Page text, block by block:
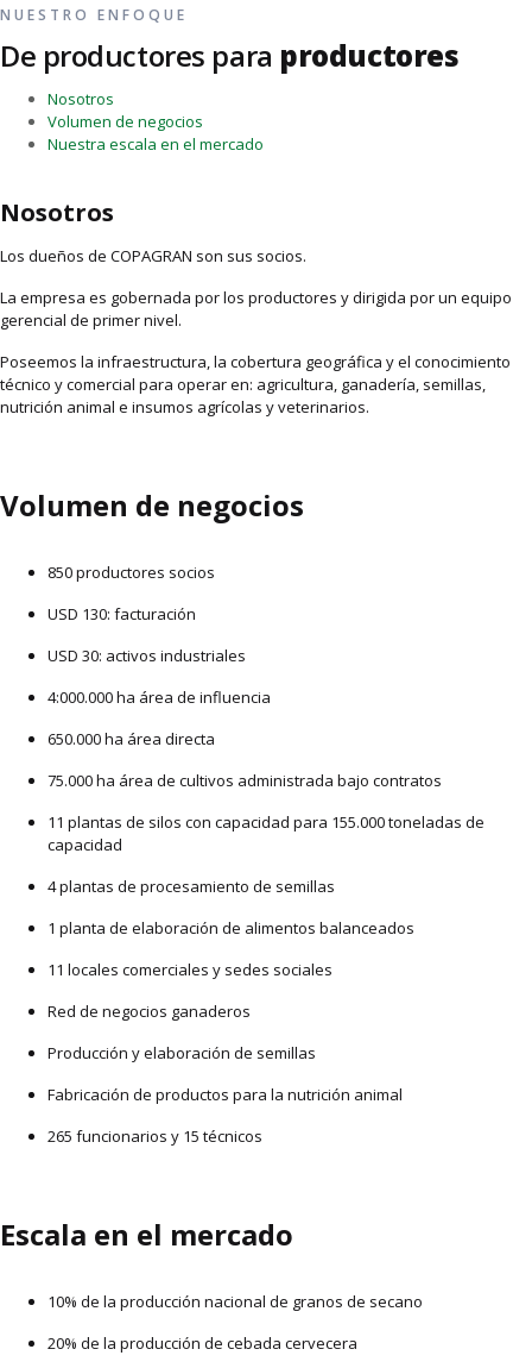
NUESTRO ENFOQUE
De productores para productores
Nosotros
Volumen de negocios
Nuestra escala en el mercado
Nosotros
Los dueños de COPAGRAN son sus socios.
La empresa es gobernada por los productores y dirigida por un equipo
gerencial de primer nivel.
Poseemos la infraestructura, la cobertura geográfica y el conocimiento
técnico y comercial para operar en: agricultura, ganadería, semillas,
nutrición animal e insumos agrícolas y veterinarios.
Volumen de negocios
850 productores socios
USD 130: facturación
USD 30: activos industriales
4:000.000 ha área de influencia
650.000 ha área directa
75.000 ha área de cultivos administrada bajo contratos
11 plantas de silos con capacidad para 155.000 toneladas de
capacidad
4 plantas de procesamiento de semillas
1 planta de elaboración de alimentos balanceados
11 locales comerciales y sedes sociales
Red de negocios ganaderos
Producción y elaboración de semillas
Fabricación de productos para la nutrición animal
265 funcionarios y 15 técnicos
Escala en el mercado
10% de la producción nacional de granos de secano
20% de la producción de cebada cervecera